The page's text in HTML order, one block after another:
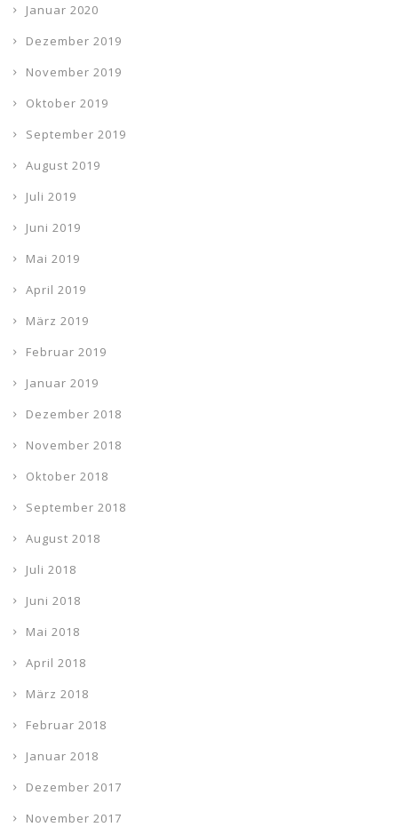
Januar 2020
Dezember 2019
November 2019
Oktober 2019
September 2019
August 2019
Juli 2019
Juni 2019
Mai 2019
April 2019
März 2019
Februar 2019
Januar 2019
Dezember 2018
November 2018
Oktober 2018
September 2018
August 2018
Juli 2018
Juni 2018
Mai 2018
April 2018
März 2018
Februar 2018
Januar 2018
Dezember 2017
November 2017